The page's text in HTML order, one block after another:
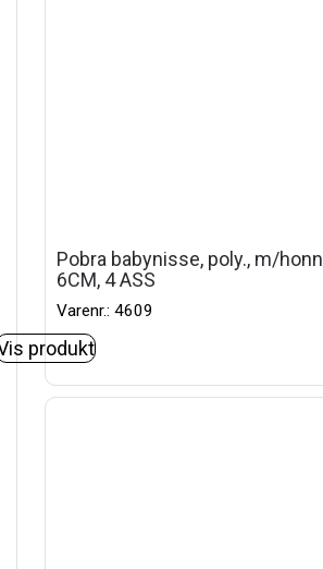
Pobra babynisse, poly., m/
6CM, 4 ASS
Varenr.: 4609
produkt